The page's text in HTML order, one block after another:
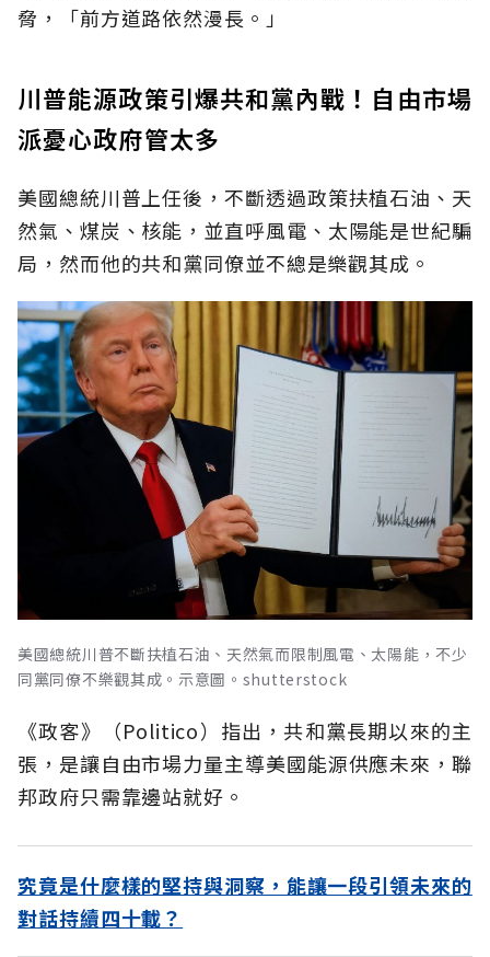
脅，「前方道路依然漫長。」
川普能源政策引爆共和黨內戰！自由市場
派憂心政府管太多
美國總統川普上任後，不斷透過政策扶植石油、天
然氣、煤炭、核能，並直呼風電、太陽能是世紀騙
局，然而他的共和黨同僚並不總是樂觀其成。
美國總統川普不斷扶植石油、天然氣而限制風電、太陽能，不少
同黨同僚不樂觀其成。示意圖。shutterstock
《政客》（Politico）指出，共和黨長期以來的主
張，是讓自由市場力量主導美國能源供應未來，聯
邦政府只需靠邊站就好。
究竟是什麼樣的堅持與洞察，能讓一段引領未來的
對話持續四十載？